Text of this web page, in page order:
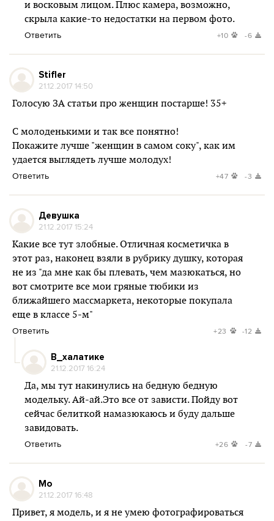
и восковым лицом. Плюс камера, возможно,
скрыла какие-то недостатки на первом фото.
Ответить +10 -6
Stifler
21.12.2017 14:50
Голосую ЗА статьи про женщин постарше! 35+
С молоденькими и так все понятно!
Покажите лучше "женщин в самом соку", как им
удается выглядеть лучше молодух!
Ответить +47 -3
Девушка
21.12.2017 15:24
Какие все тут злобные. Отличная косметичка в
этот раз, наконец взяли в рубрику душку, которая
не из "да мне как бы плевать, чем мазюкаться, но
вот смотрите все мои гряные тюбики из
ближайшего массмаркета, некоторые покупала
еще в классе 5-м"
Ответить +23 -12
В_халатике
21.12.2017 16:24
Да, мы тут накинулись на бедную бедную
модельку. Ай-ай.Это все от зависти. Пойду вот
сейчас белиткой намазюкаюсь и буду дальше
завидовать.
Ответить +26 -7
Мо
21.12.2017 16:48
Привет, я модель, и я не умею фотографироваться